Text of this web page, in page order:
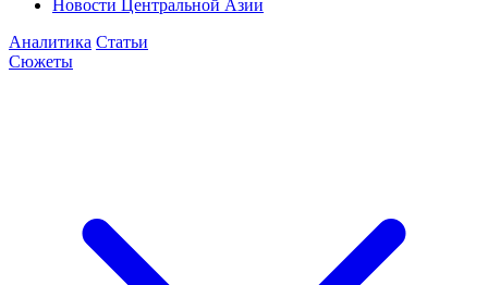
Новости Центральной Азии
Аналитика Статьи
Сюжеты